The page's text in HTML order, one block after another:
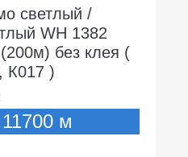
светлый /
WH 1382
без клея (
К017 )
м